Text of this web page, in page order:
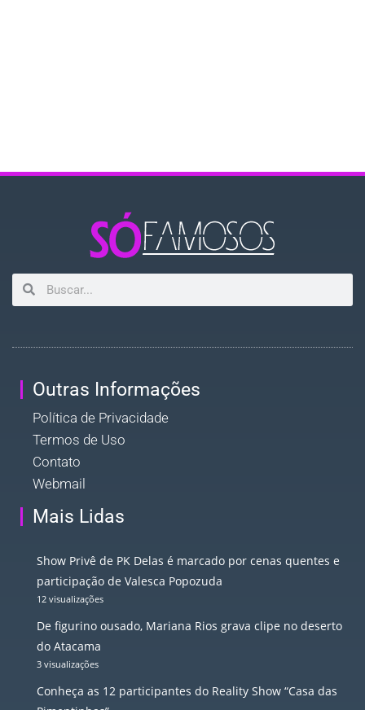
Outras Informações
Política de Privacidade
Termos de Uso
Contato
Webmail
Mais Lidas
Show Privê de PK Delas é marcado por cenas quentes e
participação de Valesca Popozuda
12 visualizações
De figurino ousado, Mariana Rios grava clipe no deserto
do Atacama
3 visualizações
Conheça as 12 participantes do Reality Show “Casa das